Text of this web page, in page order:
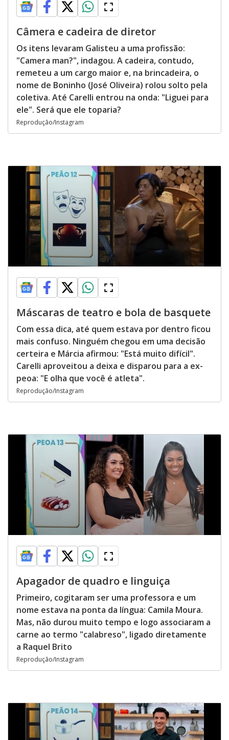
Câmera e cadeira de diretor
Os itens levaram Galisteu a uma profissão:
"Camera man?", indagou. A cadeira, contudo,
remeteu a um cargo maior e, na brincadeira, o
nome de Boninho (José Oliveira) rolou solto pela
coletiva. Até Carelli entrou na onda: "Liguei para
ele". Será que ele toparia?
Reprodução/Instagram
Máscaras de teatro e bola de basquete
Com essa dica, até quem estava por dentro ficou
mais confuso. Ninguém chegou em uma decisão
certeira e Márcia afirmou: "Está muito difícil".
Carelli aproveitou a deixa e disparou para a ex-
peoa: "E olha que você é atleta".
Reprodução/Instagram
Apagador de quadro e linguiça
Primeiro, cogitaram ser uma professora e um
nome estava na ponta da língua: Camila Moura.
Mas, não durou muito tempo e logo associaram a
carne ao termo "calabreso", ligado diretamente
a Raquel Brito
Reprodução/Instagram